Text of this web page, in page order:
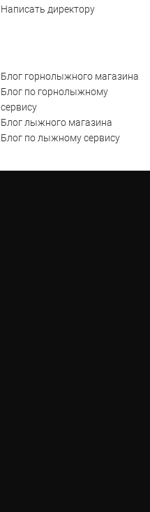
Написать директору
Блог горнолыжного магазина
Блог по горнолыжному
сервису
Блог лыжного магазина
Блог по лыжному сервису